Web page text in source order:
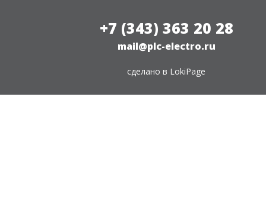
+7 (343) 363 20 28
mail@plc-electro.ru
сделано в LokiPage